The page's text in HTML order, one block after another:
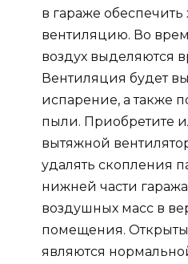
в гараже
вентиляцию. Во
воздух выделяются
Вентиляция будет
испарение, а также
пыли. Приобретите
вытяжной
удалять скопления
нижней части
воздушных масс в
помещения.
являются